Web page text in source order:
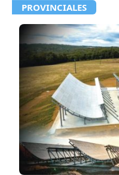
PROVINCIALES